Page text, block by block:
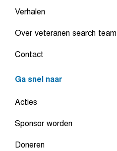
Verhalen
Over veteranen search team
Contact
Ga snel naar
Acties
Sponsor worden
Doneren